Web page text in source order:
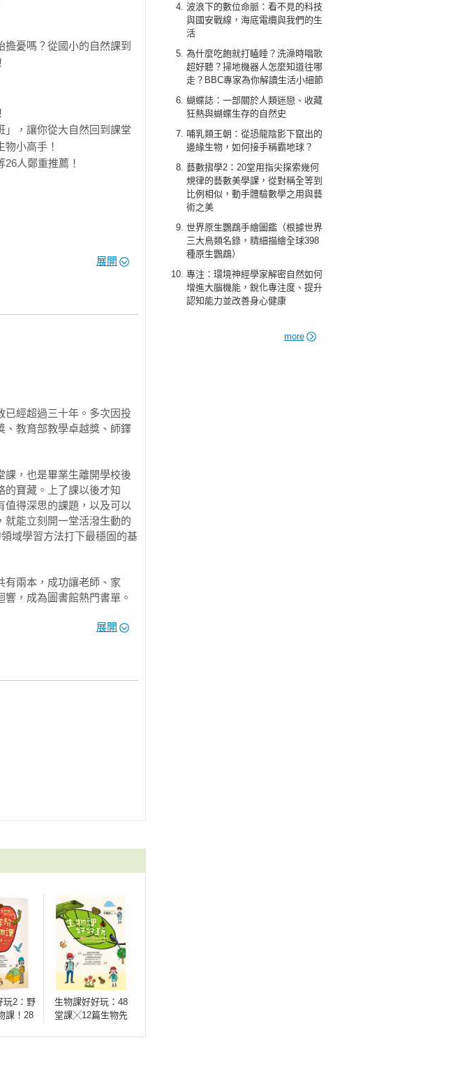
波浪下的數位命脈：看不見的科技
與國安戰線，海底電纜與我們的生
活
為什麼吃飽就打瞌睡？洗澡時唱歌
超好聽？掃地機器人怎麼知道往哪
走？BBC專家為你解讀生活小細節
蝴蝶誌：一部關於人類迷戀、收藏
狂熱與蝴蝶生存的自然史
哺乳類王朝：從恐龍陰影下竄出的
邊緣生物，如何接手稱霸地球？
藝數摺學2：20堂用指尖探索幾何
規律的藝數美學課，從對稱全等到
比例相似，動手體驗數學之用與藝
術之美
世界原生鸚鵡手繪圖鑑（根據世界
三大鳥類名錄，精細描繪全球398
種原生鸚鵡）
專注：環境神經學家解密自然如何
增進大腦機能，銳化專注度、提升
認知能力並改善身心健康
more
憂嗎？從國小的自然課到
，讓你從大自然回到課堂
小高手！
人鄭重推薦！
裡隨手捻來竟都是趣味教
學生好奇心，很快就能貫
一年十二個月的課可讓孩子
以及對知識的渴望！
立一生受用不盡的好奇心和
展開
已經超過三十年。多次因投
、教育部教學卓越獎、師鐸
課，也是畢業生離開學校後
的寶藏。上了課以後才知
值得深思的課題，以及可以
就能立刻開一堂活潑生動的
域學習方法打下最穩固的基
有兩本，成功讓老師、家
，成為圖書館熱門書單。
克生物的學習動力。
題╳8個國內外自然景點》
表！》
展開
玩2：野
課！28
生物課好好玩：48
堂課╳12篇生物先